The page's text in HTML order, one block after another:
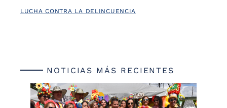
LUCHA CONTRA LA DELINCUENCIA
NOTICIAS MÁS RECIENTES